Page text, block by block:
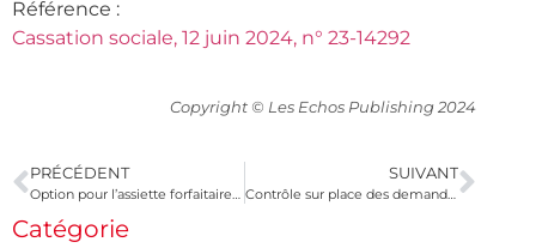
Référence :
Cassation sociale, 12 juin 2024, n° 23-14292
Copyright © Les Echos Publishing 2024
PRÉCÉDENT
Option pour l’assiette forfaitaire de cotisations en cas de décès d’un exploitant agricole
SUIVANT
Contrôle sur place des demandes de remboursements de crédits de TVA : des précisions
Catégorie